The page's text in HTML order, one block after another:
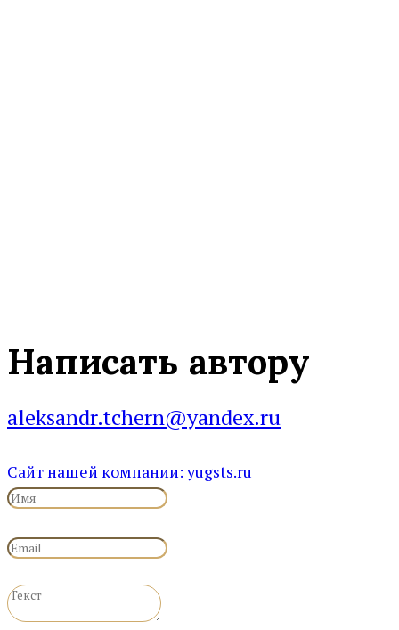
Написать автору
aleksandr.tchern@yandex.ru
Сайт нашей компании: yugsts.ru